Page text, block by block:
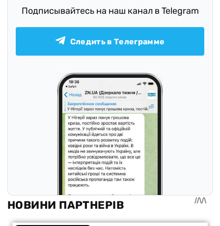
Подписывайтесь на наш канал в Telegram
Следить в Телеграмме